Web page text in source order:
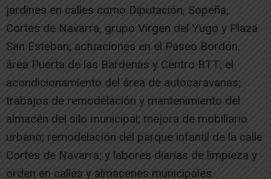
jardines en calles como Diputación, Sopeña,
Cortes de Navarra, grupo Virgen del Yugo y Plaza
San Esteban; actuaciones en el Paseo Bordón,
área Puerta de las Bardenas y Centro BTT; el
acondicionamiento del área de autocaravanas;
trabajos de remodelación y mantenimiento del
almacén del silo municipal; mejora de mobiliario
urbano; remodelación del parque infantil de la calle
Cortes de Navarra; y labores diarias de limpieza y
orden en calles y almacenes municipales.